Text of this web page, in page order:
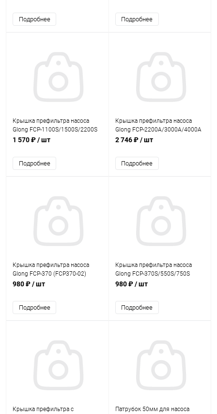
Подробнее Подробнее
Крышка префильтра насоса
Glong FCP-1100S/1500S/2200S
(FCP1100S-03)
1 570 ₽/ шт
Подробнее
Крышка префильтра насоса
Glong FCP-2200A/3000A/4000A
(FCP2200A-02)
2 746 ₽/ шт
Подробнее
Крышка префильтра насоса
Glong FCP-370 (FCP370-02)
980 ₽/ шт
Подробнее
Крышка префильтра насоса
Glong FCP-370S/550S/750S
(FCP370S-03)
980 ₽/ шт
Подробнее
Крышка префильтра с
Патрубок 50мм для насоса